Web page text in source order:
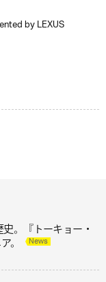
by LEXUS
。『トーキョー・
。 News